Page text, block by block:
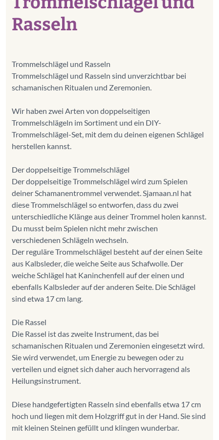
Rasseln
Trommelschlägel und Rasseln
Trommelschlägel und Rasseln sind unverzichtbar bei
schamanischen Ritualen und Zeremonien.
Wir haben zwei Arten von doppelseitigen
Trommelschlägeln im Sortiment und ein DIY-
Trommelschlägel-Set, mit dem du deinen eigenen Schlägel
herstellen kannst.
Der doppelseitige Trommelschlägel
Der doppelseitige Trommelschlägel wird zum Spielen
deiner Schamanentrommel verwendet. Sjamaan.nl hat
diese Trommelschlägel so entworfen, dass du zwei
unterschiedliche Klänge aus deiner Trommel holen kannst.
Du musst beim Spielen nicht mehr zwischen
verschiedenen Schlägeln wechseln.
Der reguläre Trommelschlägel besteht auf der einen Seite
aus Kalbsleder, die weiche Seite aus Schafwolle. Der
weiche Schlägel hat Kaninchenfell auf der einen und
ebenfalls Kalbsleder auf der anderen Seite. Die Schlägel
sind etwa 17 cm lang.
Die Rassel
Die Rassel ist das zweite Instrument, das bei
schamanischen Ritualen und Zeremonien eingesetzt wird.
Sie wird verwendet, um Energie zu bewegen oder zu
verteilen und eignet sich daher auch hervorragend als
Heilungsinstrument.
Diese handgefertigten Rasseln sind ebenfalls etwa 17 cm
hoch und liegen mit dem Holzgriff gut in der Hand. Sie sind